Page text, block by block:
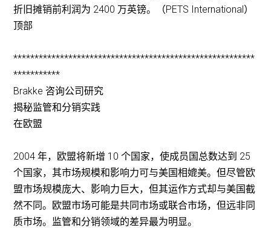
折旧摊销前利润为 2400 万英镑。（PETS International）
顶部
*********************************************************
***********
Brakke 咨询公司研究
揭秘监管和分销实践
在欧盟
2004 年，欧盟将新增 10 个国家，使成员国总数达到 25
个国家，其市场规模和影响力可与美国相媲美。但尽管欧
盟市场规模庞大、影响力巨大，但其运作方式却与美国截
然不同。欧盟市场可能是共同市场或联合市场，但远非同
质市场。监管和分销领域的差异最为明显。